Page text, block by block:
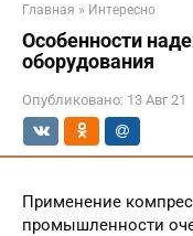
Главная » Интересно
Особенности
оборудования
Опубликовано: 13 Авг 21
Применение
промышленности